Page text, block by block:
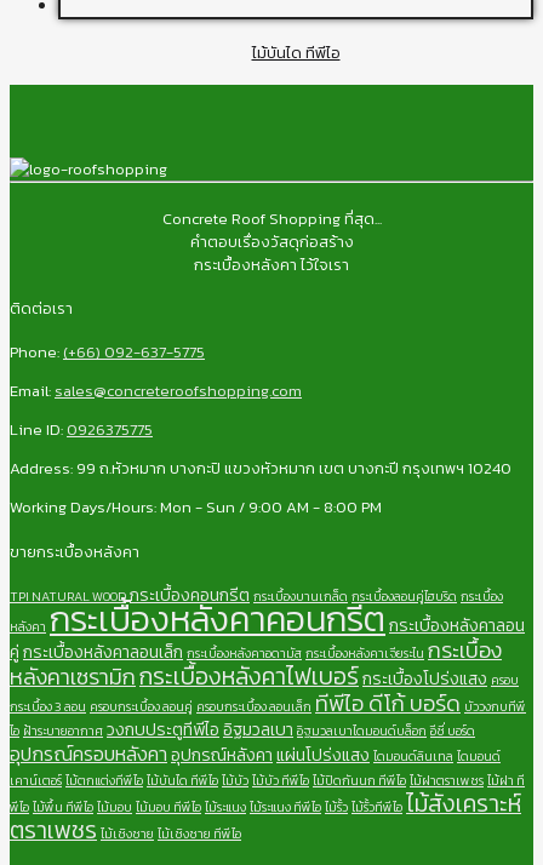
ไม้บันได ทีพีไอ
Concrete Roof Shopping ที่สุด...
คำตอบเรื่องวัสดุก่อสร้าง
กระเบื้องหลังคา ไว้ใจเรา
ติดต่อเรา
Phone: (+66) 092-637-5775
Email: sales@concreteroofshopping.com
Line ID: 0926375775
Address: 99 ถ.หัวหมาก บางกะปิ แขวงหัวหมาก เขต บางกะปี กรุงเทพฯ 10240
Working Days/Hours: Mon - Sun / 9:00 AM - 8:00 PM
ขายกระเบื้องหลังคา
TPI NATURAL WOODกระเบื้องคอนกรีต กระเบื้องบานเกล็ด กระเบื้องลอนคู่ไฮบริด กระเบื้อง
หลังคา กระเบื้องหลังคาคอนกรีตกระเบื้องหลังคาลอน
คู่กระเบื้องหลังคาลอนเล็ก กระเบื้องหลังคาอดามัสกระเบื้องหลังคาเจียระไน กระเบื้อง
หลังคาเซรามิกกระเบื้องหลังคาไฟเบอร์กระเบื้องโปร่งแสง ครอบ
กระเบื้อง 3 ลอน ครอบกระเบื้อง ลอนคู่ ครอบกระเบื้อง ลอนเล็ก ทีพีไอ ดีโก้ บอร์ด บัววงกบทีพี
ไอ ฝ้าระบายอากาศวงกบประตูทีพีไออิฐมวลเบา อิฐมวลเบาไดมอนด์บล็อก อีซี่ บอร์ด
อุปกรณ์ครอบหลังคาอุปกรณ์หลังคาแผ่นโปร่งแสง ไดมอนด์ลินเทล ไดมอนด์
เคาน์เตอร์ไม้ตกแต่งทีพีไอไม้บันได ทีพีไอไม้บัวไม้บัว ทีพีไอไม้ปิดกันนก ทีพีไอไม้ฝาตราเพชรไม้ฝา ที
พีไอไม้พื้น ทีพีไอไม้มอบ ไม้มอบ ทีพีไอไม้ระแนงไม้ระแนง ทีพีไอไม้รั้วไม้รั้วทีพีไอไม้สังเคราะห์
ตราเพชร ไม้เชิงชาย ไม้เชิงชาย ทีพีไอ